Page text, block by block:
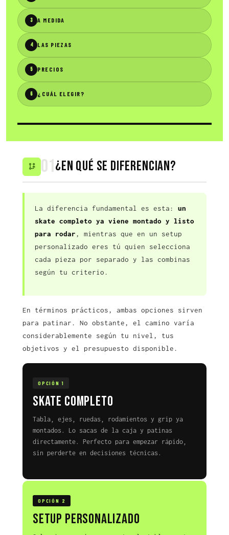
3 A MEDIDA
4 LAS PIEZAS
5 PRECIOS
6 ¿CUÁL ELEGIR?
01¿En qué se diferencian?
La diferencia fundamental es esta: un
skate completo ya viene montado y listo
para rodar, mientras que en un setup
personalizado eres tú quien selecciona
cada pieza por separado y las combinas
según tu criterio.
En términos prácticos, ambas opciones sirven
para patinar. No obstante, el camino varía
considerablemente según tu nivel, tus
objetivos y el presupuesto disponible.
OPCIÓN 1
Skate completo
Tabla, ejes, ruedas, rodamientos y grip ya
montados. Lo sacas de la caja y patinas
directamente. Perfecto para empezar rápido,
sin perderte en decisiones técnicas.
OPCIÓN 2
Setup personalizado